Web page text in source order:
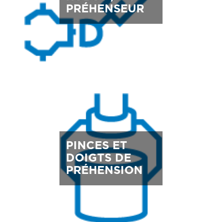
PRÉHENSEUR
PINCES ET
DOIGTS DE
PRÉHENSION